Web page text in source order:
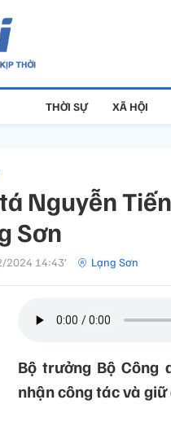
THỜI SỰ XÃ HỘI
Nguyễn
Sơn
2024 14:43’ Lạng Sơn
Bộ trưởng Bộ Công
nhận công tác và